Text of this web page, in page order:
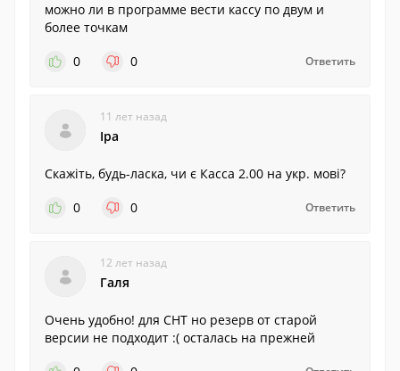
можно ли в программе вести кассу по двум и
более точкам
0
0 Ответить
11 лет назад
Іра
Скажіть, будь-ласка, чи є Касса 2.00 на укр. мові?
0
0 Ответить
12 лет назад
Галя
Очень удобно! для СНТ но резерв от старой
версии не подходит :( осталась на прежней